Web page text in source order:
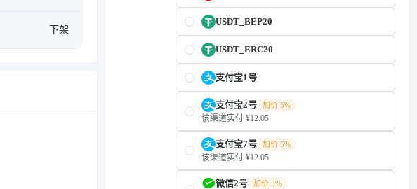
下架
USDT_BEP20
USDT_ERC20
支付宝1号
支付宝2号 加价 5%
该渠道实付 ¥12.05
支付宝7号 加价 5%
该渠道实付 ¥12.05
微信2号 加价 5%